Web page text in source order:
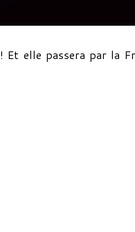
elle passera par la